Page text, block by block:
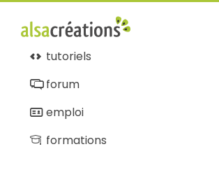
tutoriels
forum
emploi
formations